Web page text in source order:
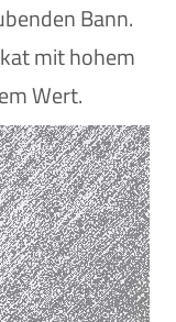
Bann.
mit hohem
Wert.